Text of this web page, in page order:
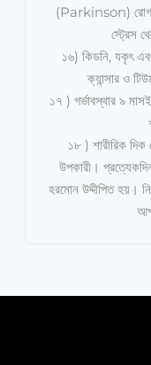
(Parkinson) রোগ
স্ট্রেস
১৬) কিডনি, যকৃৎ
ক্যান্সার ও
১৭ ) গর্ভাবস্থার ৯
১৮ ) শারীরিক
উপকারী।
হরমোন উদ্দীপিত হয়।